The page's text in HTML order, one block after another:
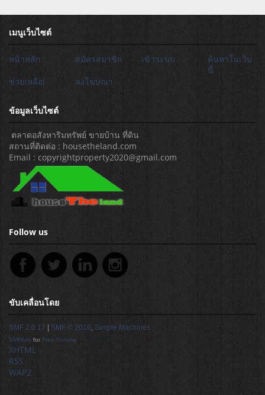
เมนูเว็บไซต์
หน้าหลัก สมัครสมาชิก เข้าระบบ
ค้นหาในเว็บ
นี้
ช่วยเหลือ!
ลงโฆษณา
ข้อมูลเว็บไซต์
ตลาดอสังหาริมทรัพย์ ขายบ้าน ที่ดิน
สถานที่ติดต่อ : housetheland.com
Email : copyrightproperty2020@gmail.com
Follow us
ขับเคลื่อนโดย
SMF 2.0.17 SMF © 2016, Simple Machines
SMFAds for Free Forums
XHTML
RSS
WAP2